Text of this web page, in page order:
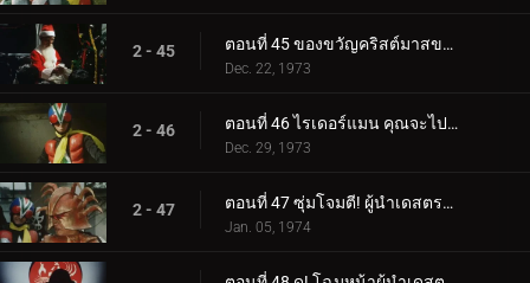
2 - 45 ตอนที่ 45 ของขวัญคริสต์มาสของเดสตรอน
Dec. 22, 1973
2 - 46 ตอนที่ 46 ไรเดอร์แมน คุณจะไปไหน?
Dec. 29, 1973
2 - 47 ตอนที่ 47 ซุ่มโจมตี! ผู้นำเดสตรอน!!
Jan. 05, 1974